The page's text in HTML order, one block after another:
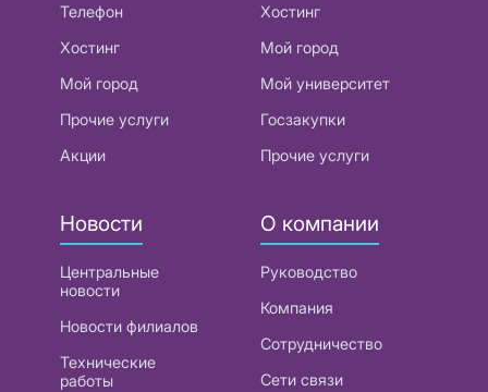
Телефон
Хостинг
Мой город
Прочие услуги
Акции
Хостинг
Мой город
Мой университет
Госзакупки
Прочие услуги
Новости
Центральные
новости
Новости филиалов
Технические
работы
О компании
Руководство
Компания
Сотрудничество
Сети связи